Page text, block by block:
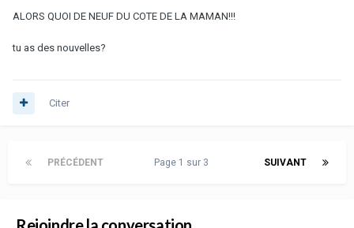
ALORS QUOI DE NEUF DU COTE DE LA MAMAN!!!
tu as des nouvelles?
Citer
PRÉCÉDENT SUIVANT
Page 1 sur 3